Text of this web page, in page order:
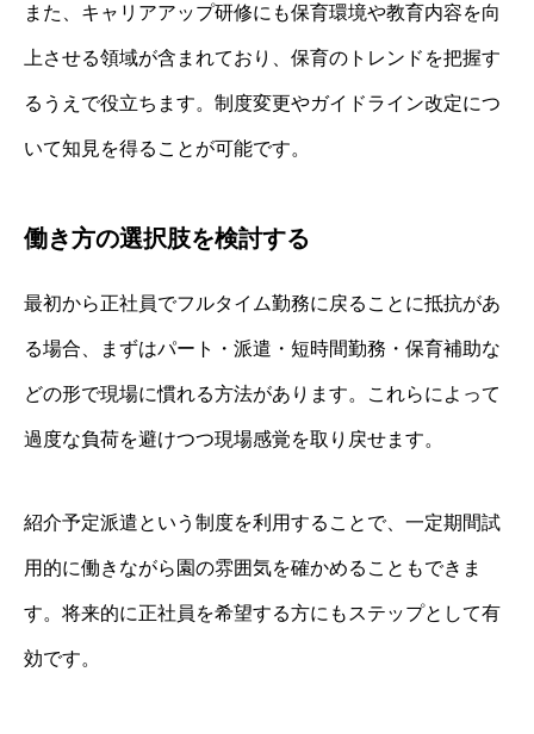
また、キャリアアップ研修にも保育環境や教育内容を向
上させる領域が含まれており、保育のトレンドを把握す
るうえで役立ちます。制度変更やガイドライン改定につ
いて知見を得ることが可能です。
働き方の選択肢を検討する
最初から正社員でフルタイム勤務に戻ることに抵抗があ
る場合、まずはパート・派遣・短時間勤務・保育補助な
どの形で現場に慣れる方法があります。これらによって
過度な負荷を避けつつ現場感覚を取り戻せます。
紹介予定派遣という制度を利用することで、一定期間試
用的に働きながら園の雰囲気を確かめることもできま
す。将来的に正社員を希望する方にもステップとして有
効です。